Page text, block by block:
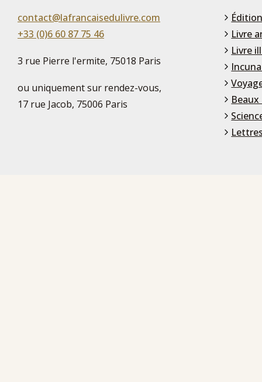
contact@lafrancaisedulivre.com
+33 (0)6 60 87 75 46
3 rue Pierre l'ermite, 75018 Paris
ou uniquement sur rendez-vous,
17 rue Jacob, 75006 Paris
Livre
Livre